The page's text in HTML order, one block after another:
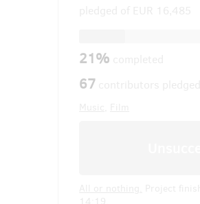
21%
67